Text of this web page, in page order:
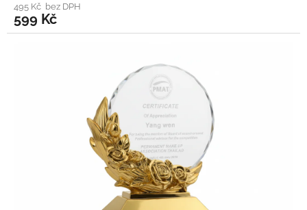
495 Kč bez DPH
599 Kč